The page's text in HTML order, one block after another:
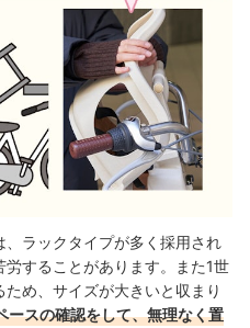
ラックタイプが多く採用され
することがあります。また1世
め、サイズが大きいと収まり
ースの確認をして、無理なく置